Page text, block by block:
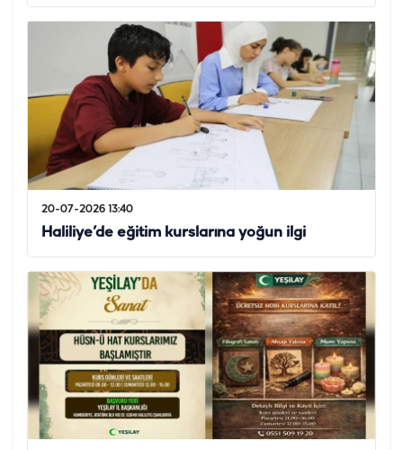
20-07-2026 13:40
Haliliye’de eğitim kurslarına yoğun ilgi